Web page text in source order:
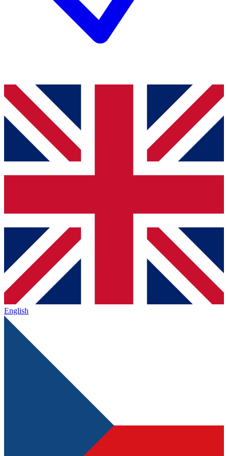
English